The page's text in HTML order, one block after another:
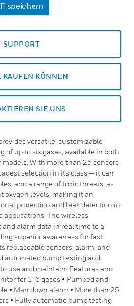
speichern
SUPPORT
KAUFEN KÖNNEN
SIE UNS
versatile, customizable
of up to six gases, available in both
With more than 25 sensors
selection in its class — it can
and a range of toxic threats, as
oxygen levels, making it an
protection and leak detection in
applications. The wireless
alarm data in real time to a
superior awareness for fast
replaceable sensors, alarm, and
automated bump testing and
use and maintain. Features and
for 1-6 gases • Pumped and
• Man down alarm • More than 25
• Fully automatic bump testing